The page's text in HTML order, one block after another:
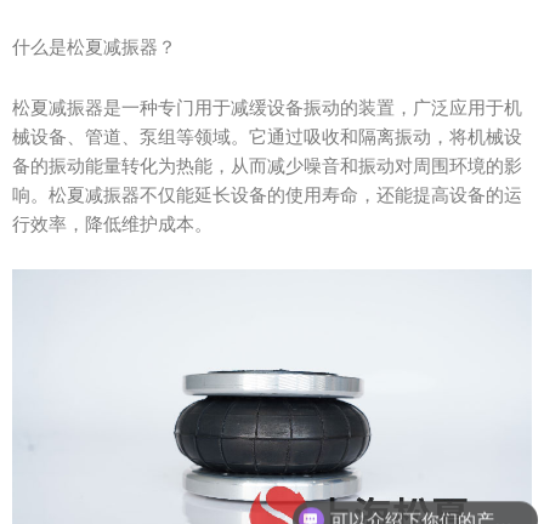
什么是松夏减振器？
松夏减振器是一种专门用于减缓设备振动的装置，广泛应用于机
械设备、管道、泵组等领域。它通过吸收和隔离振动，将机械设
备的振动能量转化为热能，从而减少噪音和振动对周围环境的影
响。松夏减振器不仅能延长设备的使用寿命，还能提高设备的运
行效率，降低维护成本。